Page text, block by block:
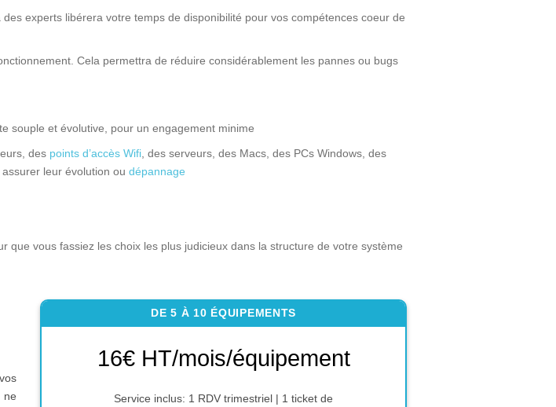
experts libérera votre temps de disponibilité pour vos compétences coeur de
Cela permettra de réduire considérablement les pannes ou bugs
souple et évolutive, pour un engagement minime
des points d’accès Wifi , des serveurs, des Macs, des PCs Windows, des
assurer leur évolution oudépannage
vous fassiez les choix les plus judicieux dans la structure de votre système
ne
DE 5 À 10 ÉQUIPEMENTS
16€ HT/mois/équipement
Service inclus: 1 RDV trimestriel | 1 ticket de